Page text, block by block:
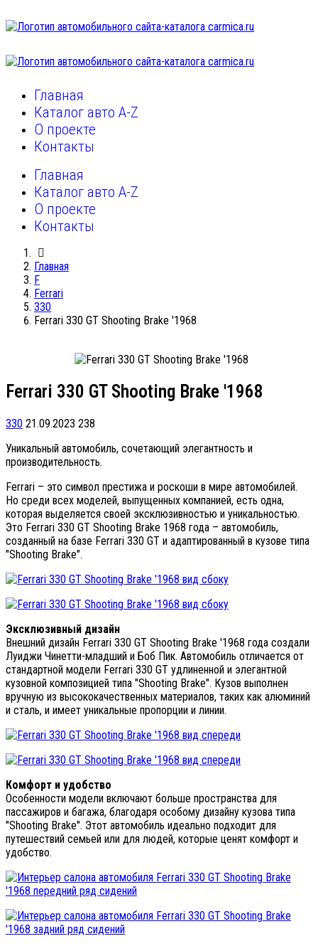
Главная
Каталог авто A-Z
О проекте
Контакты
Главная
Каталог авто A-Z
О проекте
Контакты
Главная
F
Ferrari
330
Ferrari 330 GT Shooting Brake '1968
Ferrari 330 GT Shooting Brake '1968
330 21.09.2023 238
Уникальный автомобиль, сочетающий элегантность и
производительность.
Ferrari – это символ престижа и роскоши в мире автомобилей.
Но среди всех моделей, выпущенных компанией, есть одна,
которая выделяется своей эксклюзивностью и уникальностью.
Это Ferrari 330 GT Shooting Brake 1968 года – автомобиль,
созданный на базе Ferrari 330 GT и адаптированный в кузове типа
"Shooting Brake".
Эксклюзивный дизайн
Внешний дизайн Ferrari 330 GT Shooting Brake '1968 года создали
Луиджи Чинетти-младший и Боб Пик. Автомобиль отличается от
стандартной модели Ferrari 330 GT удлиненной и элегантной
кузовной композицией типа "Shooting Brake". Кузов выполнен
вручную из высококачественных материалов, таких как алюминий
и сталь, и имеет уникальные пропорции и линии.
Комфорт и удобство
Особенности модели включают больше пространства для
пассажиров и багажа, благодаря особому дизайну кузова типа
"Shooting Brake". Этот автомобиль идеально подходит для
путешествий семьей или для людей, которые ценят комфорт и
удобство.